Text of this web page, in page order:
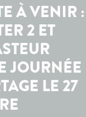
À VENIR :
2 ET
JOURNÉE
LE 27